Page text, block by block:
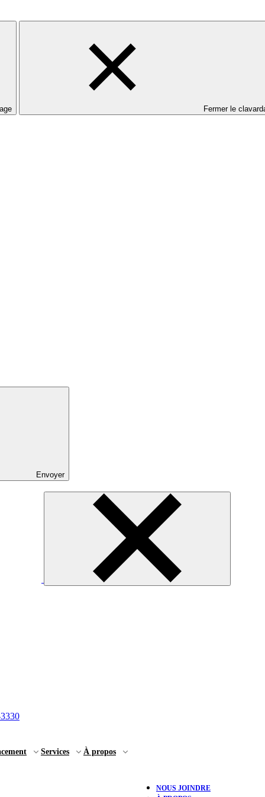
Fermer le
Envoyer
Services À propos
NOUS JOINDRE